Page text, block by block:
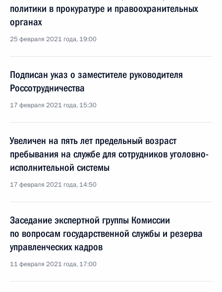
политики в прокуратуре и правоохранительных
органах
25 февраля 2021 года, 19:00
Подписан указ о заместителе руководителя
Россотрудничества
17 февраля 2021 года, 15:30
Увеличен на пять лет предельный возраст
пребывания на службе для сотрудников уголовно-
исполнительной системы
17 февраля 2021 года, 14:50
Заседание экспертной группы Комиссии
по вопросам государственной службы и резерва
управленческих кадров
11 февраля 2021 года, 17:00